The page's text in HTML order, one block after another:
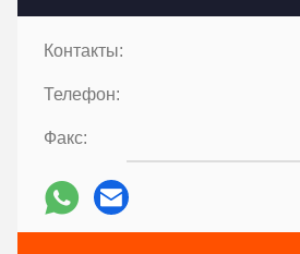
Контакты:
Телефон:
Факс: